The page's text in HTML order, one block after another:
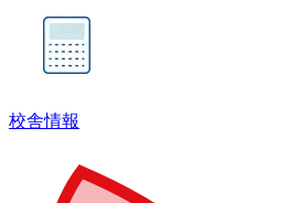
校舎情報